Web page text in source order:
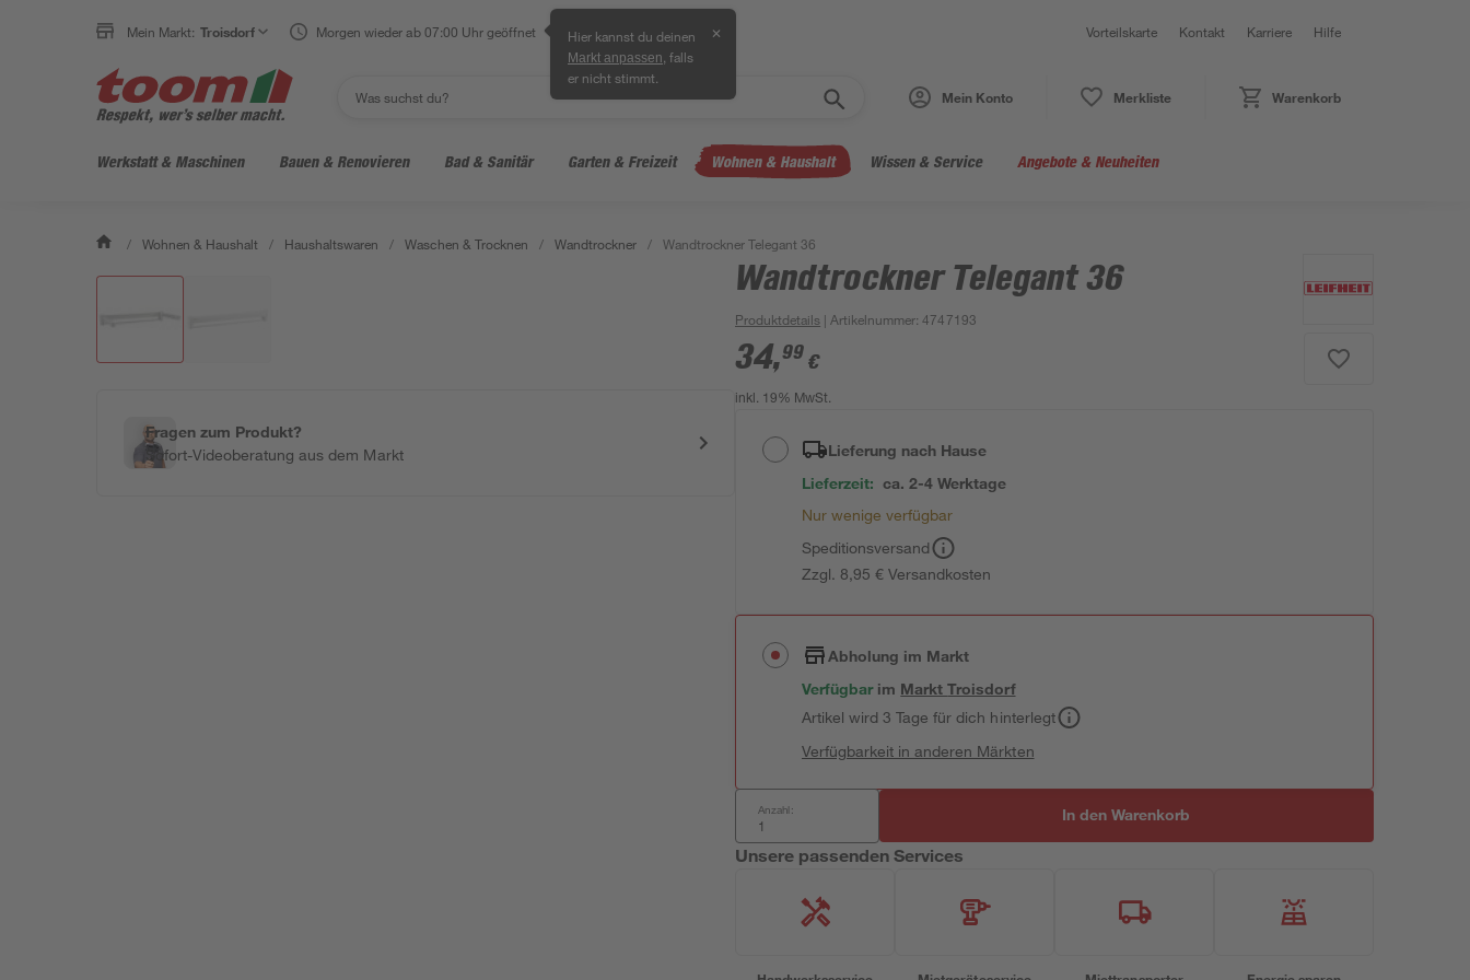
Mein Markt: Troisdorf Morgen wieder ab 07:00 Uhr geöffnet Hier kannst du deinen
Markt anpassen , falls
er nicht stimmt.
✕ Vorteilskarte Kontakt Karriere Hilfe
Mein Konto Merkliste Warenkorb
Werkstatt & Maschinen Bauen & Renovieren Bad & Sanitär Garten & Freizeit Wohnen & Haushalt Wissen & Service Angebote & Neuheiten
/ Wohnen & Haushalt / Haushaltswaren / Waschen & Trocknen / Wandtrockner / Wandtrockner Telegant 36
Fragen zum Produkt?
Sofort-Videoberatung aus dem Markt
Wandtrockner Telegant 36
Produktdetails | Artikelnummer:4747193
34,99 €
inkl. 19% MwSt.
Lieferung nach Hause
Lieferzeit: ca. 2-4 Werktage
Nur wenige verfügbar
Speditionsversand
Zzgl. 8,95 € Versandkosten
Abholung im Markt
Verfügbar im MarktTroisdorf
Artikel wird 3 Tage für dich hinterlegt
Verfügbarkeit in anderen Märkten
Anzahl: In den Warenkorb
Unsere passenden Services